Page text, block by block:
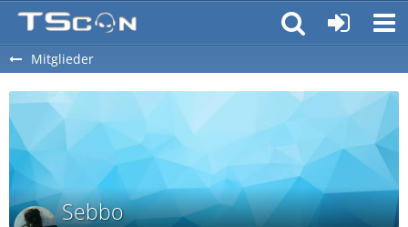
Mitglieder
Sebbo